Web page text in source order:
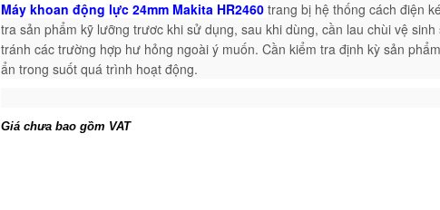
Máy khoan động lực 24mm Makita HR2460 trang bị hệ thống cách điện
tra sản phẩm kỹ lưỡng trươc khi sử dụng, sau khi dùng, cần lau chùi vệ
tránh các trường hợp hư hỏng ngoài ý muốn. Cần kiểm tra định kỳ sản
ẩn trong suốt quá trình hoạt động.
Giá chưa bao gồm VAT